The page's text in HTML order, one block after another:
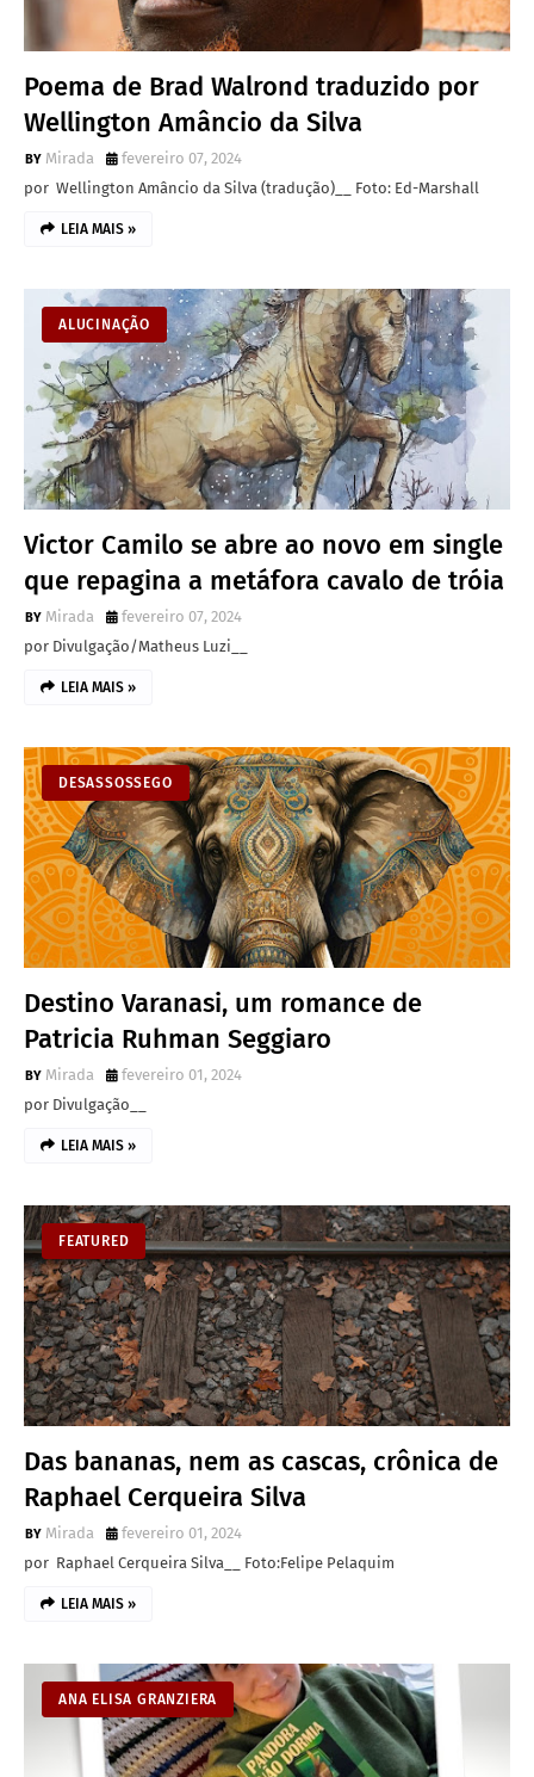
Poema de Brad Walrond traduzido por
Wellington Amâncio da Silva
Mirada
fevereiro 07, 2024
por Wellington Amâncio da Silva (tradução)__ Foto: Ed-Marshall
LEIA MAIS »
ALUCINAÇÃO
Victor Camilo se abre ao novo em single
que repagina a metáfora cavalo de tróia
Mirada
fevereiro 07, 2024
por Divulgação/Matheus Luzi__
LEIA MAIS »
DESASSOSSEGO
Destino Varanasi, um romance de
Patricia Ruhman Seggiaro
Mirada
fevereiro 01, 2024
por Divulgação__
LEIA MAIS »
FEATURED
Das bananas, nem as cascas, crônica de
Raphael Cerqueira Silva
Mirada
fevereiro 01, 2024
por Raphael Cerqueira Silva__ Foto:Felipe Pelaquim
LEIA MAIS »
ANA ELISA GRANZIERA